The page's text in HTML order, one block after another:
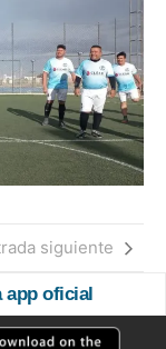
siguiente
app oficial